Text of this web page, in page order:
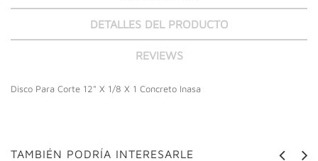
DETALLES DEL PRODUCTO
REVIEWS
Disco Para Corte 12" X 1/8 X 1 Concreto Inasa
TAMBIÉN PODRÍA INTERESARLE